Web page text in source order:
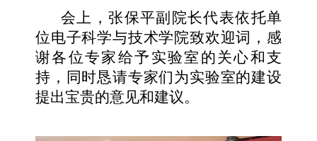
会上，张保平副院长代表依托单
位电子科学与技术学院致欢迎词，感
谢各位专家给予实验室的关心和支
持，同时恳请专家们为实验室的建设
提出宝贵的意见和建议。